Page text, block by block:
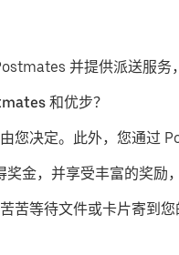
并提供派送服务
和优步？
您决定。此外，您通过
金，并享受丰富的奖励
苦等待文件或卡片寄到